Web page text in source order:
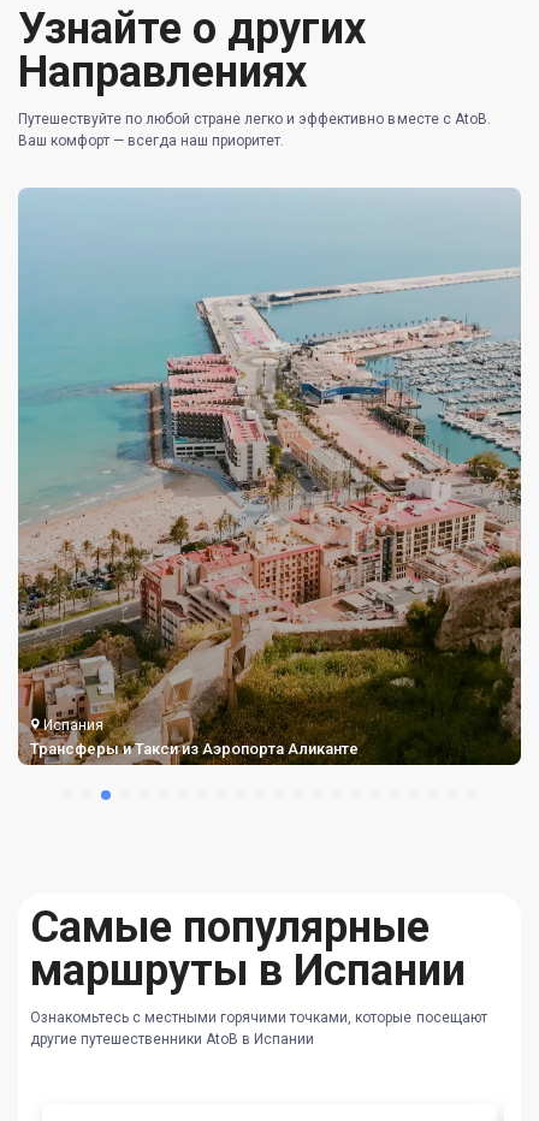
Узнайте о других
Направлениях
Путешествуйте по любой стране легко и эффективно вместе с AtoB.
Ваш комфорт — всегда наш приоритет.
Испания
Трансферы и Такси из Аэропорта Аликанте
Самые популярные
маршруты в Испании
Ознакомьтесь с местными горячими точками, которые посещают
другие путешественники AtoB в Испании